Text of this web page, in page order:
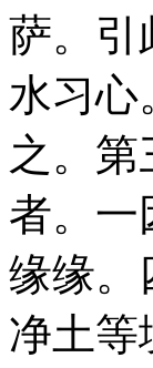
萨。引
水习心
之。
者。一
缘缘。
净土等